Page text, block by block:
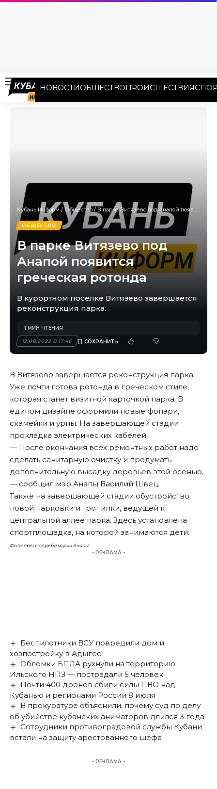
НОВОСТИОБЩЕСТВОПРОИСШЕСТВИЯ
Кубань Информ /Общество / В парке Витязево под Анапой появится греческая ротонда
ОБЩЕСТВО
В парке Витязево под
Анапой появится
греческая ротонда
В курортном поселке Витязево завершается
реконструкция парка.
12.08.2022 В 17:46
1 МИН ЧТЕНИЯ
В Витязево завершается реконструкция парка.
Уже почти готова ротонда в греческом стиле,
которая станет визитной карточкой парка. В
едином дизайне оформили новые фонари,
скамейки и урны. На завершающей стадии
прокладка электрических кабелей.
— После окончания всех ремонтных работ надо
сделать санитарную очистку и продумать
дополнительную высадку деревьев этой осенью,
— сообщил мэр Анапы Василий Швец.
Также на завершающей стадии обустройство
новой парковки и тропинки, ведущей к
центральной аллее парка. Здесь установлена
спортплощадка, на которой занимаются дети.
Фото: пресс-служба мэрии Анапы
- РЕКЛАМА -
Беспилотники ВСУ повредили дом и
хозпостройку в Адыгее
Обломки БПЛА рухнули на территорию
Ильского НПЗ — пострадали 5 человек
Почти 400 дронов сбили силы ПВО над
Кубанью и регионами России 8 июля
В прокуратуре объяснили, почему суд по делу
об убийстве кубанских аниматоров длился 3 года
Сотрудники противоградовой службы Кубани
встали на защиту арестованного шефа
- РЕКЛАМА -